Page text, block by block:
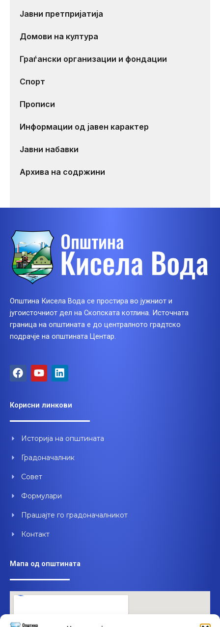
Јавни претпријатија
Домови на култура
Граѓански организации и фондации
Спорт
Прописи
Информации од јавен карактер
Јавни набавки
Архива на содржини
Општина Кисела Вода се простира во јужниот и
југоисточниот дел на Скопската котлина. Источната
граница на општината е до централното градтско
подрачје на општината Центар.
F
a
b
o
k
Y
o
u
b
L
i
e
d
n
Корисни линкови
Историја на општината
Градоначалник
Совет
Формулари
Прашајте го градоначалникот
Контакт
Мапа од општината